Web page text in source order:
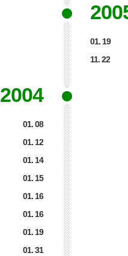
01. 19
11. 22
2004
01. 08
01. 12
01. 14
01. 15
01. 16
01. 16
01. 19
01. 31